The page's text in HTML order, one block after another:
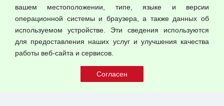
© 2026 ООО "Феникс"
Публичная оферта
вашем местоположении, типе, языке и версии
операционной системы и браузера, а также данных об
используемом устройстве. Эти сведения используются
для предоставления наших услуг и улучшения качества
работы веб-сайта и сервисов.